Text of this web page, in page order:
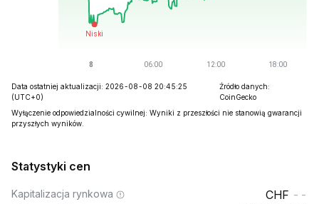
Data ostatniej aktualizacji: 2026-08-08 20:45:25
(UTC+0)
Źródło danych:
CoinGecko
Wyłączenie odpowiedzialności cywilnej: Wyniki z przeszłości nie stanowią gwarancji
przyszłych wyników.
Statystyki cen
Kapitalizacja rynkowa --